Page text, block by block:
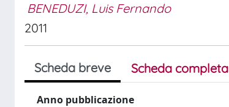
BENEDUZI, Luis Fernando
2011
Scheda breve Scheda completa
Anno pubblicazione